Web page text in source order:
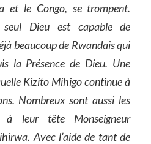
et le Congo, se trompent.
Dieu est capable de
beaucoup de Rwandais qui
la Présence de Dieu. Une
Kizito Mihigo continue à
Nombreux sont aussi les
à leur tête Monseigneur
Avec l’aide de tant de